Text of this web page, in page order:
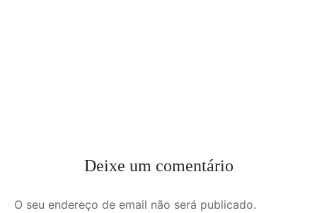
Deixe um comentário
O seu endereço de email não será publicado.